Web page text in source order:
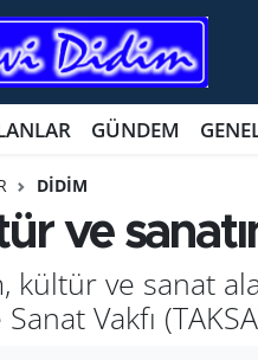
GÜNDEM
DİDİM
ve
kül­tür ve sanat
Vakfı
Durumu ve Fikstür